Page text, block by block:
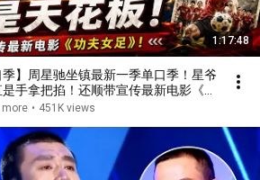
1:17:48
季】周星驰坐镇最新一季单口季！星爷
手拿把掐！还顺带宣传最新电影《功
驰 #搞笑
more • 451K views